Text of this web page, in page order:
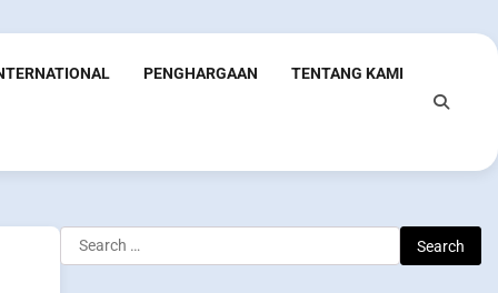
PENGHARGAAN TENTANG KAMI
Search
for: